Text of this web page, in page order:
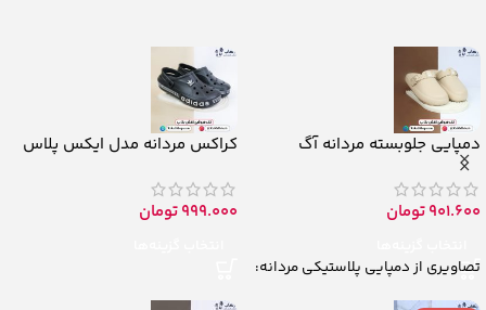
دمپایی جلوبسته مردانه آگ
901.600تومان
تصاویری از دمپایی پلاستیکی مردانه:
کراکس مردانه مدل ایکس پلاس
999.000تومان